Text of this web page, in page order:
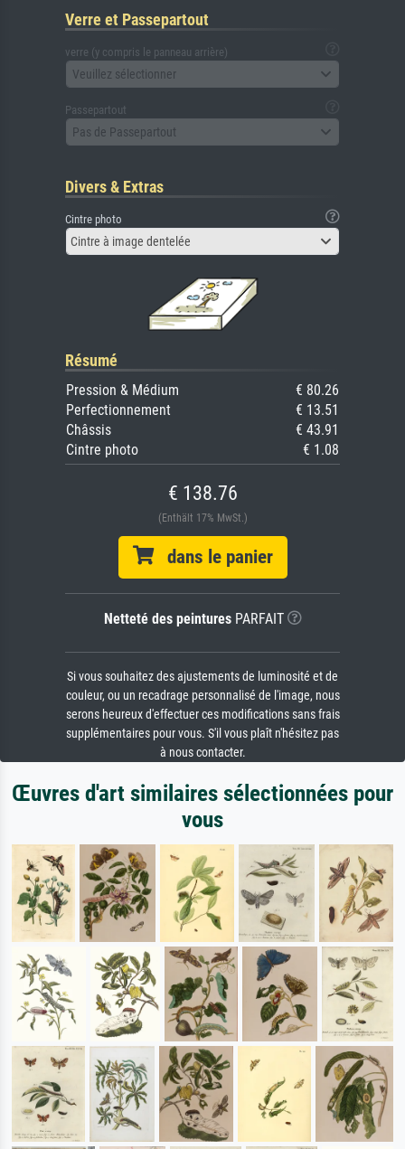
Verre et Passepartout
verre (y compris le panneau arrière)
Veuillez sélectionner
Passepartout
Pas de Passepartout
Divers & Extras
Cintre photo
Cintre à image dentelée
Résumé
Pression & Médium
€ 80.26
Perfectionnement
€ 13.51
Châssis
€ 43.91
Cintre photo
€ 1.08
€ 138.76
(Enthält 17% MwSt.)
dans le panier
Netteté des peinturesPARFAIT
Si vous souhaitez des ajustements de luminosité et de
couleur, ou un recadrage personnalisé de l'image, nous
serons heureux d'effectuer ces modifications sans frais
supplémentaires pour vous. S'il vous plaît n'hésitez pas
à nous contacter.
Œuvres d'art similaires sélectionnées pour
vous